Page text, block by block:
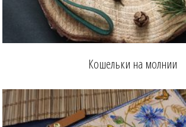
Кошельки на молнии